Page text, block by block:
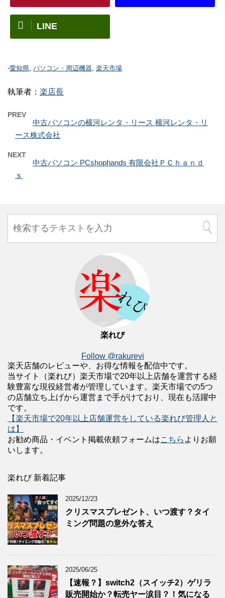
LINE
-愛知県, パソコン・周辺機器, 楽天市場
執筆者： 楽店長
PREV
中古パソコンの横河レンタ・リース 横河レンタ・リ
ース株式会社
NEXT
中古パソコン PCshophands 有限会社ＰＣｈａｎｄ
ｓ
楽れび
Follow @rakurevi
楽天店舗のレビューや、お得な情報を配信中です。
当サイト（楽れび）楽天市場で20年以上店舗を運営する経
験豊富な現役経営者が管理しています。楽天市場での5つ
の店舗立ち上げから運営まで手がけており、現在も活躍中
です。
【楽天市場で20年以上店舗運営をしている楽れび管理人と
は】
お勧め商品・イベント掲載依頼フォームはこちら よりお願
いします。
楽れび 新着記事
2025/12/23
クリスマスプレゼント、いつ渡す？タイ
ミング問題の意外な答え
2025/06/25
【速報？】switch2（スイッチ2）ゲリラ
販売開始か？転売ヤー涙目？！気になる